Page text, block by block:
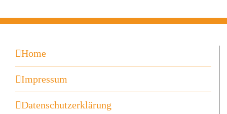
Home
Impressum
Datenschutzerklärung